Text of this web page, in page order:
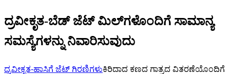
ದ್ರವೀಕೃತ-ಬೆಡ್ ಜೆಟ್ ಮಿಲ್‌ಗಳೊಂದಿಗೆ ಸಾಮಾನ್ಯ
ಸಮಸ್ಯೆಗಳನ್ನು ನಿವಾರಿಸುವುದು
ದ್ರವೀಕೃತ-ಹಾಸಿಗೆ ಜೆಟ್ ಗಿರಣಿಗಳುಕಿರಿದಾದ ಕಣದ ಗಾತ್ರದ ವಿತರಣೆಯೊಂದಿಗೆ